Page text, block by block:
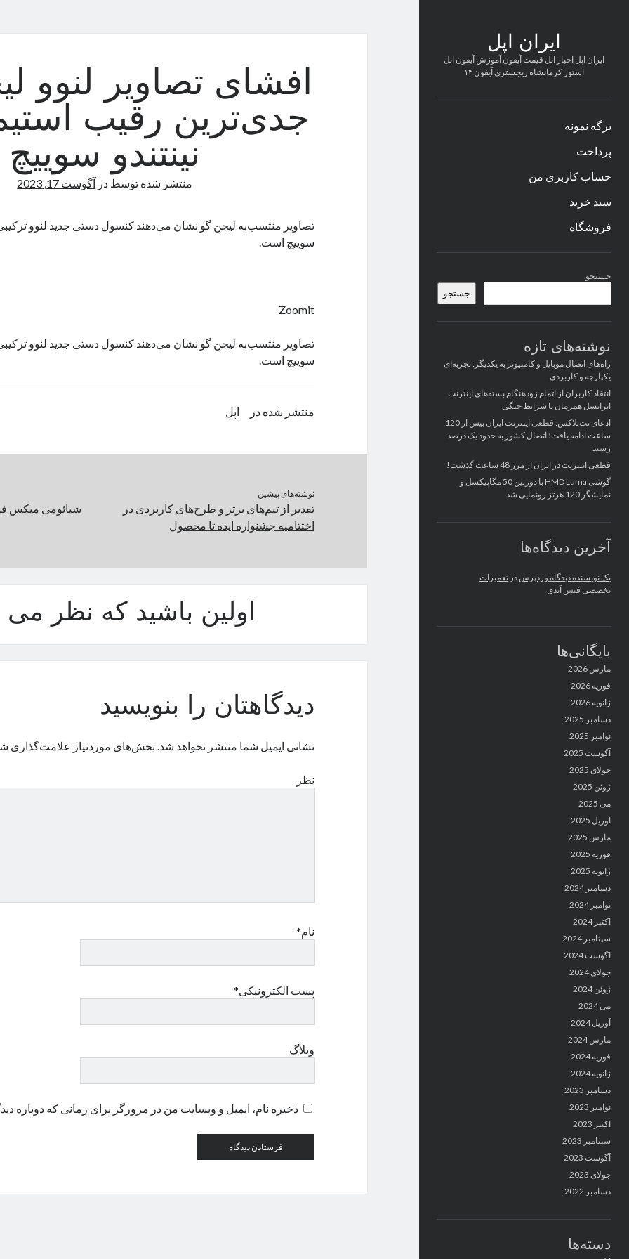
ایران اپل
ایران اپل اخبار اپل قیمت آیفون آموزش آیفون اپل
استور کرمانشاه ریجستری آیفون ۱۴
برگه نمونه
پرداخت
حساب کاربری من
سبد خرید
فروشگاه
کناری
جستجو
جستجو
نوشته‌های تازه
راه‌های اتصال موبایل و کامپیوتر به یکدیگر: تجربه‌ای
یکپارچه و کاربردی
انتقاد کاربران از اتمام زودهنگام بسته‌های اینترنت
ایرانسل همزمان با شرایط جنگی
ادعای نت‌بلاکس: قطعی اینترنت ایران بیش از 120
ساعت ادامه یافت؛ اتصال کشور به حدود یک درصد
رسید
قطعی اینترنت در ایران از مرز 48 ساعت گذشت!
گوشی HMD Luma با دوربین 50 مگاپیکسل و
نمایشگر 120 هرتز رونمایی شد
آخرین دیدگاه‌ها
یک نویسنده دیدگاه وردپرس در تعمیرات
تخصصی فیس آیدی
بایگانی‌ها
مارس 2026
فوریه 2026
ژانویه 2026
دسامبر 2025
نوامبر 2025
آگوست 2025
جولای 2025
ژوئن 2025
می 2025
آوریل 2025
مارس 2025
فوریه 2025
ژانویه 2025
دسامبر 2024
نوامبر 2024
اکتبر 2024
سپتامبر 2024
آگوست 2024
جولای 2024
ژوئن 2024
می 2024
آوریل 2024
مارس 2024
فوریه 2024
ژانویه 2024
دسامبر 2023
نوامبر 2023
اکتبر 2023
سپتامبر 2023
آگوست 2023
جولای 2023
دسامبر 2022
دسته‌ها
افشای تصاویر لنوو
جدی‌ترین رقیب
نینتندو سوییچ
منتشر شده توسط در آگوست 17, 2023
تصاویر منتسب‌به لیجن گو نشان می‌دهند کنسول دستی جدید لنوو ترکیبی
سوییچ است.
Zoomit
تصاویر منتسب‌به لیجن گو نشان می‌دهند کنسول دستی جدید لنوو ترکیبی
سوییچ است.
منتشر شده در اپل
نوشته‌های پیشین
تقدیر از تیم‌های برتر و طرح‌های کاربردی در
اختتامیه جشنواره ایده تا محصول
اولین باشید که نظر می
دیدگاهتان را بنویسید
نشانی ایمیل شما منتشر نخواهد شد. بخش‌های موردنیاز علامت‌گذاری
نظر
نام*
پست الکترونیکی*
وبلاگ
ذخیره نام، ایمیل و وبسایت من در مرورگر برای زمانی که دوباره